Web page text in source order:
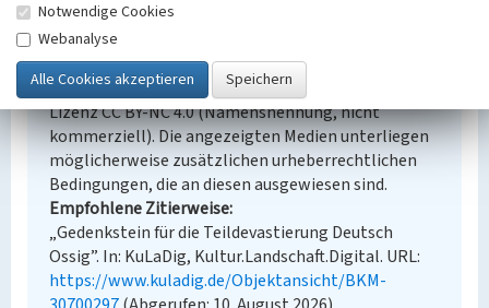
Empfohlene Zitierweise
Urheberrechtlicher Hinweis
Der hier präsentierte Inhalt steht unter der freien
Lizenz CC BY-NC 4.0 (Namensnennung, nicht
kommerziell). Die angezeigten Medien unterliegen
möglicherweise zusätzlichen urheberrechtlichen
Bedingungen, die an diesen ausgewiesen sind.
Empfohlene Zitierweise
„Gedenkstein für die Teildevastierung Deutsch
Ossig”. In: KuLaDig, Kultur.Landschaft.Digital. URL:
https://www.kuladig.de/Objektansicht/BKM-
Notwendige Cookies
Webanalyse